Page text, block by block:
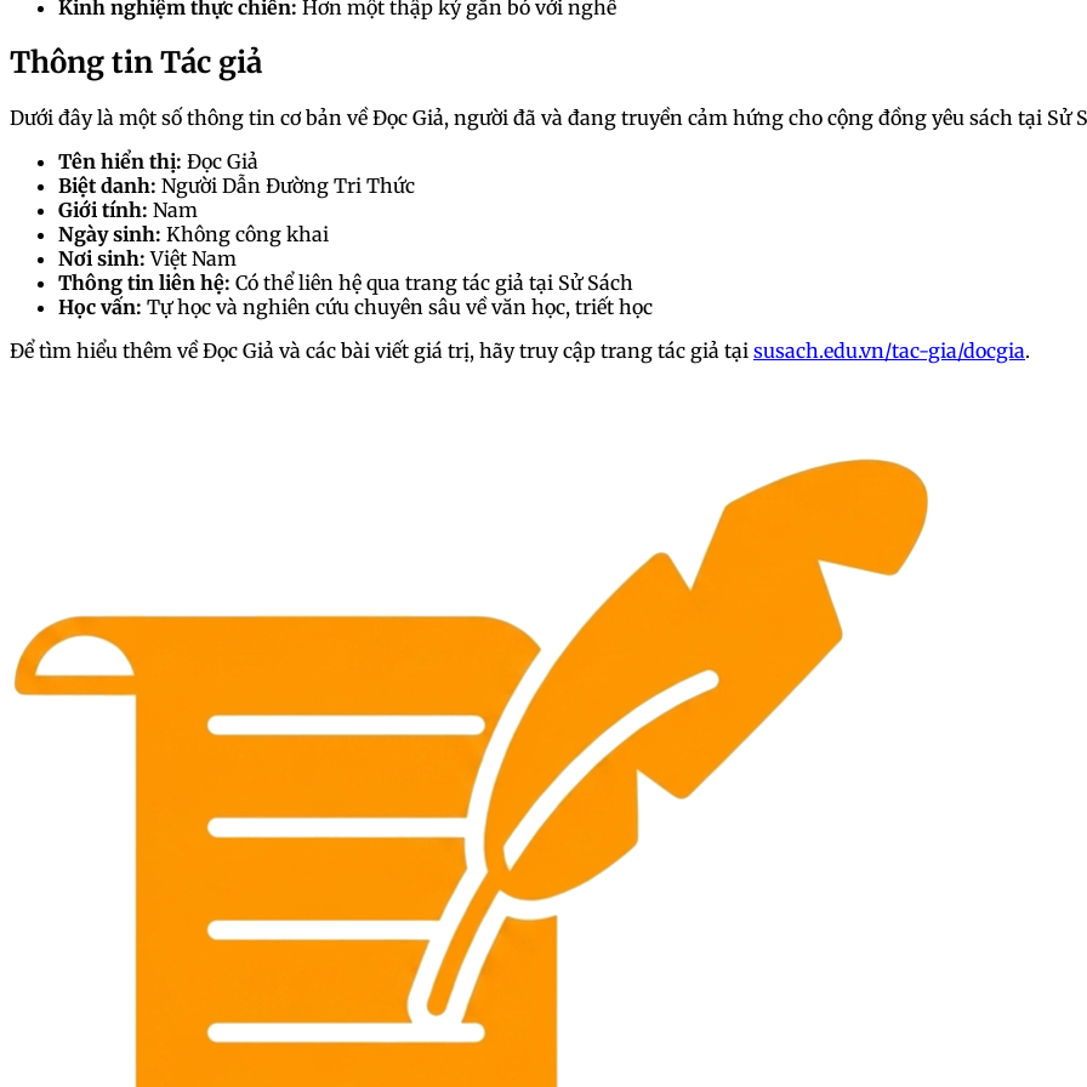
Kinh nghiệm thực chiến: Hơn một thập kỷ gắn bó với nghề
Thông tin Tác giả
Dưới đây là một số thông tin cơ bản về Đọc Giả, người đã và đang truyền cảm hứng cho cộng đồng yêu sách tại Sử
Tên hiển thị: Đọc Giả
Biệt danh: Người Dẫn Đường Tri Thức
Giới tính: Nam
Ngày sinh: Không công khai
Nơi sinh: Việt Nam
Thông tin liên hệ: Có thể liên hệ qua trang tác giả tại Sử Sách
Học vấn: Tự học và nghiên cứu chuyên sâu về văn học, triết học
Để tìm hiểu thêm về Đọc Giả và các bài viết giá trị, hãy truy cập trang tác giả tại susach.edu.vn/tac-gia/docgia.